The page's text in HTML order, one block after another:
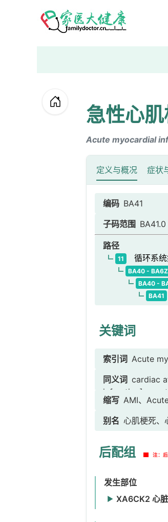
急性心
Acute myocardial
定义与概况 症状
编码 BA41
子码范围
路径
11 循环系统
BA40 - BA6Z
BA40 -
BA41
关键词
索引词 Acute
同义词 cardiac
infarction]、
myocardial
infarct NOS、
MI[心肌梗死]、
缩写 AMI、
别名 心肌梗死、
后配组 注：
发生部位
▶ XA6CK2 心